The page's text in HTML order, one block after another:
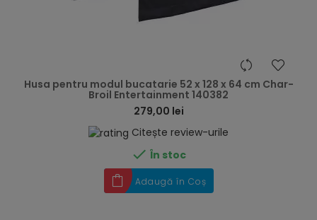
Husa pentru modul bucatarie 52 x 128 x 64 cm Char-
Broil Entertainment 140382
279,00 lei
Citește review-urile
 În stoc
Adaugă în Coș